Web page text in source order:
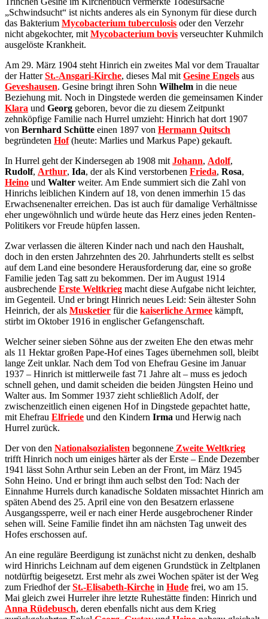
„Schwindsucht“ ist nichts anderes als ein Synonym für diese durch
das Bakterium Mycobacterium tuberculosis oder den Verzehr
nicht abgekochter, mit Mycobacterium bovis verseuchter Kuhmilch
ausgelöste Krankheit.
Am 29. März 1904 steht Hinrich ein zweites Mal vor dem Traualtar
der HatterSt.-Ansgari-Kirche, dieses Mal mit Gesine Engels aus
Geveshausen. Gesine bringt ihren Sohn Wilhelm in die neue
Beziehung mit. Noch in Dingstede werden die gemeinsamen Kinder
Klara und Georg geboren, bevor die zu diesem Zeitpunkt
zehnköpfige Familie nach Hurrel umzieht: Hinrich hat dort 1907
von Bernhard Schütte einen 1897 von Hermann Quitsch
begründeten Hof(heute: Marlies und Markus Pape) gekauft.
In Hurrel geht der Kindersegen ab 1908 mit Johann, Adolf,
Rudolf, Arthur, Ida, der als Kind verstorbenen Frieda, Rosa,
Heino und Walter weiter. Am Ende summiert sich die Zahl von
Hinrichs leiblichen Kindern auf 18, von denen immerhin 15 das
Erwachsenenalter erreichen. Das ist auch für damalige Verhältnisse
eher ungewöhnlich und würde heute das Herz eines jeden Renten-
Politikers vor Freude hüpfen lassen.
Zwar verlassen die älteren Kinder nach und nach den Haushalt,
doch in den ersten Jahrzehnten des 20. Jahrhunderts stellt es selbst
auf dem Land eine besondere Herausforderung dar, eine so große
Familie jeden Tag satt zu bekommen. Der im August 1914
ausbrechende Erste Weltkrieg macht diese Aufgabe nicht leichter,
im Gegenteil. Und er bringt Hinrich neues Leid: Sein ältester Sohn
Heinrich, der als Musketier für die kaiserliche Armee kämpft,
stirbt im Oktober 1916 in englischer Gefangenschaft.
Welcher seiner sieben Söhne aus der zweiten Ehe den etwas mehr
als 11 Hektar großen Pape-Hof eines Tages übernehmen soll, bleibt
lange Zeit unklar. Nach dem Tod von Ehefrau Gesine im Januar
1937 – Hinrich ist mittlerweile fast 71 Jahre alt – muss es jedoch
schnell gehen, und damit scheiden die beiden Jüngsten Heino und
Walter aus. Im Sommer 1937 zieht schließlich Adolf, der
zwischenzeitlich einen eigenen Hof in Dingstede gepachtet hatte,
mit Ehefrau Elfriede und den Kindern Irma und Herwig nach
Hurrel zurück.
Der von den Nationalsozialisten begonnene Zweite Weltkrieg
trifft Hinrich noch um einiges härter als der Erste – Ende Dezember
1941 lässt Sohn Arthur sein Leben an der Front, im März 1945
Sohn Heino. Und er bringt ihm auch selbst den Tod: Nach der
Einnahme Hurrels durch kanadische Soldaten missachtet Hinrich am
späten Abend des 25. April eine von den Besatzern erlassene
Ausgangssperre, weil er nach einer Herde ausgebrochener Rinder
sehen will. Seine Familie findet ihn am nächsten Tag unweit des
Hofes erschossen auf.
An eine reguläre Beerdigung ist zunächst nicht zu denken, deshalb
wird Hinrichs Leichnam auf dem eigenen Grundstück in Zeltplanen
notdürftig beigesetzt. Erst mehr als zwei Wochen später ist der Weg
zum Friedhof derSt.-Elisabeth-Kirche in Hude frei, wo am 15.
Mai gleich zwei Hurreler ihre letzte Ruhestätte finden: Hinrich und
Anna Rüdebusch, deren ebenfalls nicht aus dem Krieg